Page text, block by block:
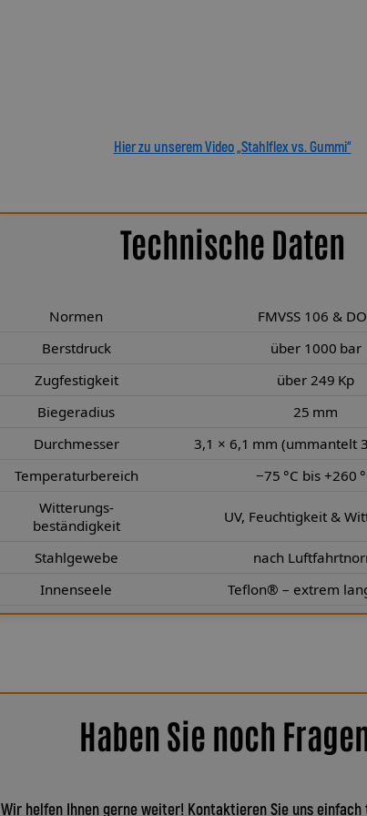
Hier zu unserem Video „Stahlflex vs. Gummi“
Technische Daten
Normen
FMVSS 106 &
Berstdruck
über 1000 bar
Zugfestigkeit
über 249 Kp
Biegeradius
25 mm
Durchmesser
3,1 × 6,1 mm (ummantelt
Temperaturbereich
−75 °C bis +260
Witterungs-
beständigkeit
UV, Feuchtigkeit &
Stahlgewebe
nach
Innenseele
Teflon® – extrem
Haben Sie noch
Wir helfen Ihnen gerne weiter! Kontaktieren Sie uns